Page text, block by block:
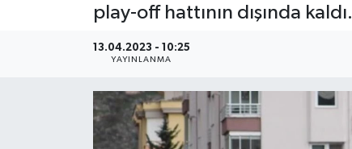
play-off hattının dışında kaldı.
13.04.2023 - 10:25
YAYINLANMA
Programlar